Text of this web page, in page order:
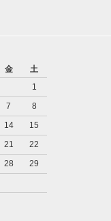
金
土
1
7
8
14
15
21
22
28
29